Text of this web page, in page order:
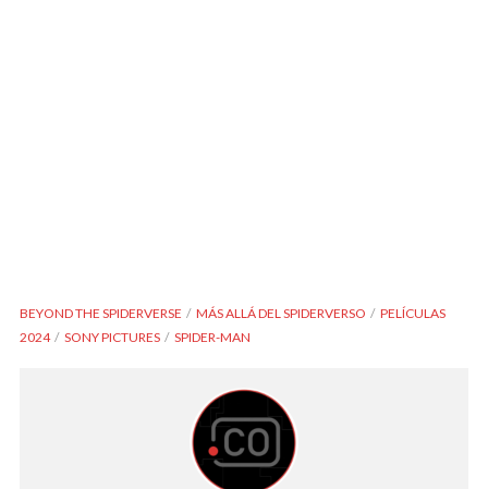
BEYOND THE SPIDERVERSE MÁS ALLÁ DEL SPIDERVERSO
PELÍCULAS
2024
SONY PICTURES SPIDER-MAN